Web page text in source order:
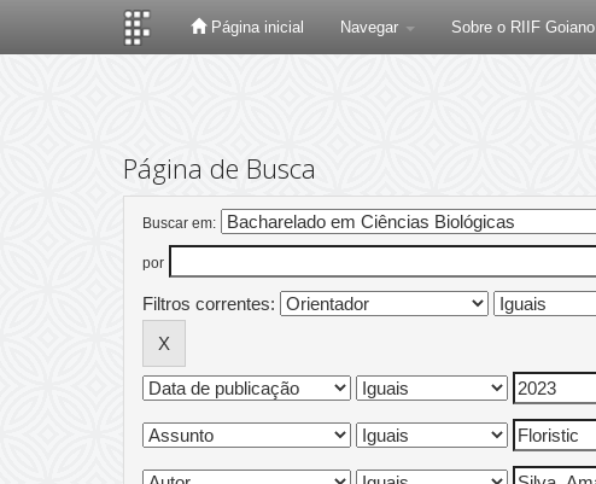
Página inicial Navegar Sobre o RIIF Goiano
Página de Busca
Buscar em:
por
Filtros correntes: